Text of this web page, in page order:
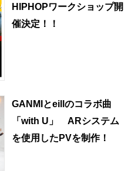
HIPHOPワークショップ開
催決定！！
GANMIとeillのコラボ曲
「with U」 ARシステム
を使用したPVを制作！